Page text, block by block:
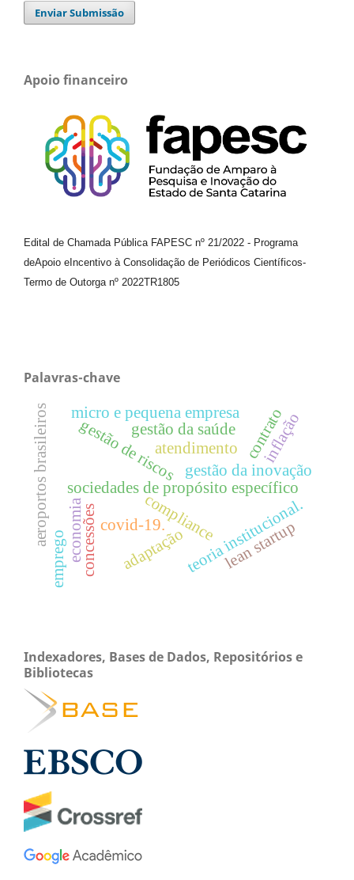
Enviar Submissão
Apoio financeiro
Edital de Chamada Pública FAPESC nº 21/2022 - Programa
deApoio e Incentivo à Consolidação de Periódicos Científicos-
Termo de Outorga nº 2022TR1805
Palavras-chave
covid-19.
concessões
sociedades de propósito específico
aeroportos brasileiros teoria institucional.
gestão de riscos
compliance
lean startup
gestão da inovação
micro e pequena empresa
adaptação
gestão da saúde
atendimento
economia
emprego
contrato
inflação
Indexadores, Bases de Dados, Repositórios e
Bibliotecas